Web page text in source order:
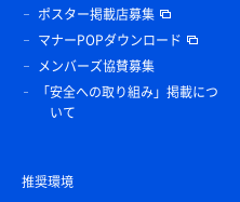
ポスター掲載店募集
マナーPOPダウンロード
メンバーズ協賛募集
「安全への取り組み」掲載につ
いて
推奨環境